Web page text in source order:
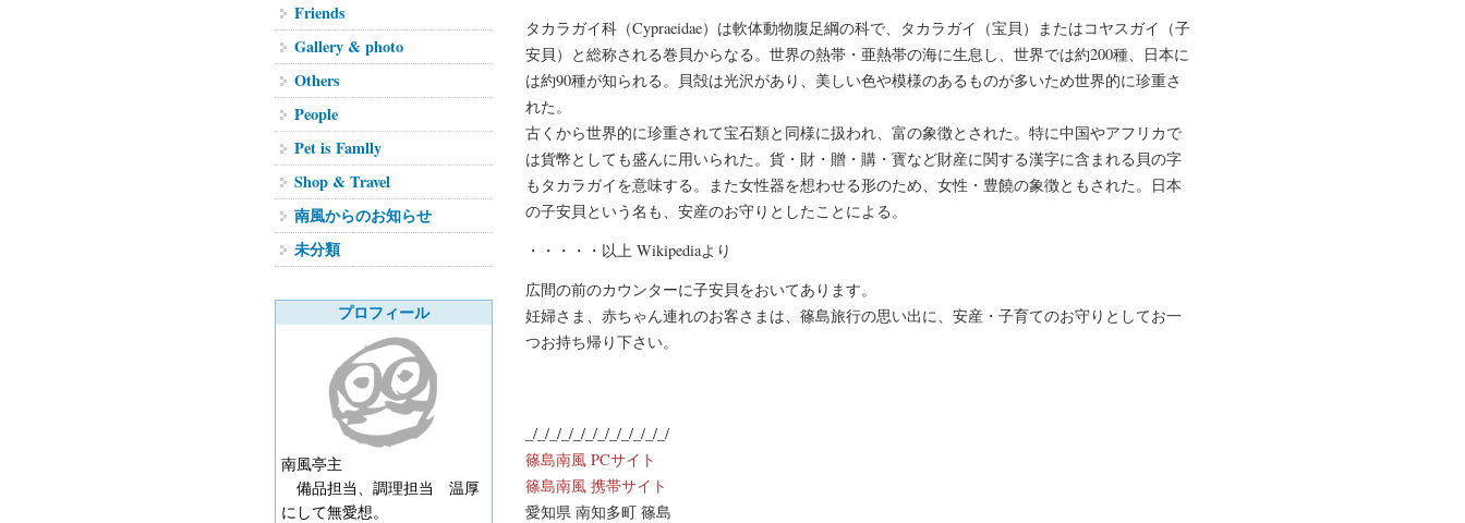
タカラガイ科（Cypraeidae）は軟体動物腹足綱の科で、タカラガイ（宝貝）またはコヤスガイ（子
安貝）と総称される巻貝からなる。世界の熱帯・亜熱帯の海に生息し、世界では約200種、日本に
は約90種が知られる。貝殻は光沢があり、美しい色や模様のあるものが多いため世界的に珍重さ
れた。
古くから世界的に珍重されて宝石類と同様に扱われ、富の象徴とされた。特に中国やアフリカで
は貨幣としても盛んに用いられた。貨・財・贈・購・寳など財産に関する漢字に含まれる貝の字
もタカラガイを意味する。また女性器を想わせる形のため、女性・豊饒の象徴ともされた。日本
の子安貝という名も、安産のお守りとしたことによる。
・・・・・以上 Wikipediaより
広間の前のカウンターに子安貝をおいてあります。
妊婦さま、赤ちゃん連れのお客さまは、篠島旅行の思い出に、安産・子育てのお守りとしてお一
つお持ち帰り下さい。
_/_/_/_/_/_/_/_/_/_/_/_/
篠島南風 PCサイト
篠島南風 携帯サイト
愛知県 南知多町 篠島
Friends
Gallery & photo
Others
People
Pet is Famlly
Shop & Travel
南風からのお知らせ
未分類
プロフィール
南風亭主
備品担当、調理担当 温厚
にして無愛想。